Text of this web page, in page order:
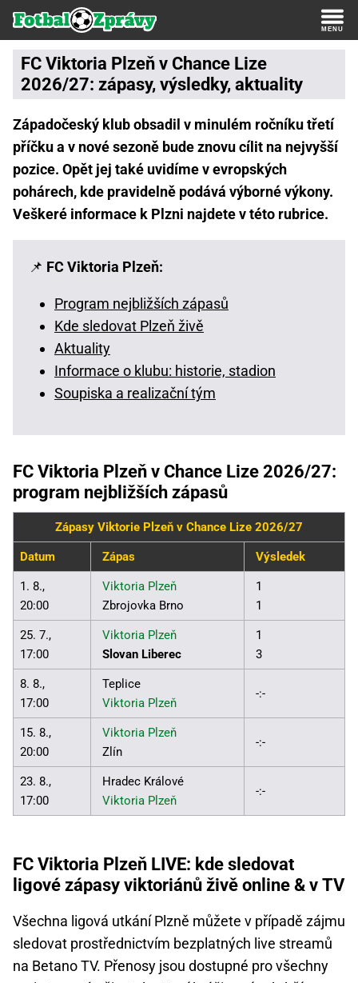
FC Viktoria Plzeň v Chance Lize
2026/27: zápasy, výsledky, aktuality
Západočeský klub obsadil v minulém ročníku třetí
příčku a v nové sezoně bude znovu cílit na nejvyšší
pozice. Opět jej také uvidíme v evropských
pohárech, kde pravidelně podává výborné výkony.
Veškeré informace k Plzni najdete v této rubrice.
📌 FC Viktoria Plzeň:
Program nejbližších zápasů
Kde sledovat Plzeň živě
Aktuality
Informace o klubu: historie, stadion
Soupiska a realizační tým
FC Viktoria Plzeň v Chance Lize 2026/27:
program nejbližších zápasů
Zápasy Viktorie Plzeň v Chance Lize 2026/27
Datum Zápas Výsledek
1. 8.,
20:00
Viktoria Plzeň
Zbrojovka Brno
1
1
25. 7.,
17:00
Viktoria Plzeň
Slovan Liberec
1
3
8. 8.,
17:00
Teplice
Viktoria Plzeň
-:-
15. 8.,
20:00
Viktoria Plzeň
Zlín
-:-
23. 8.,
17:00
Hradec Králové
Viktoria Plzeň
-:-
FC Viktoria Plzeň LIVE: kde sledovat
ligové zápasy viktoriánů živě online & v TV
Všechna ligová utkání Plzně můžete v případě zájmu
sledovat prostřednictvím bezplatných live streamů
na Betano TV. Přenosy jsou dostupné pro všechny